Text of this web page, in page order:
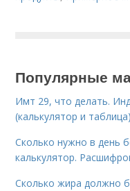
Популярные
Имт 29, что делать.
(калькулятор и таблица)
Сколько нужно в день
калькулятор.
Сколько жира должно